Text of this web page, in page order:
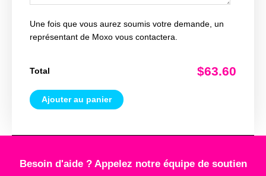
Une fois que vous aurez soumis votre demande, un
représentant de Moxo vous contactera.
Total $63.60
Ajouter au panier
Besoin d'aide ? Appelez notre équipe de soutien